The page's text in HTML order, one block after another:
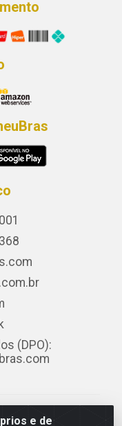
e de
(DPO):
82 - Prazeres,